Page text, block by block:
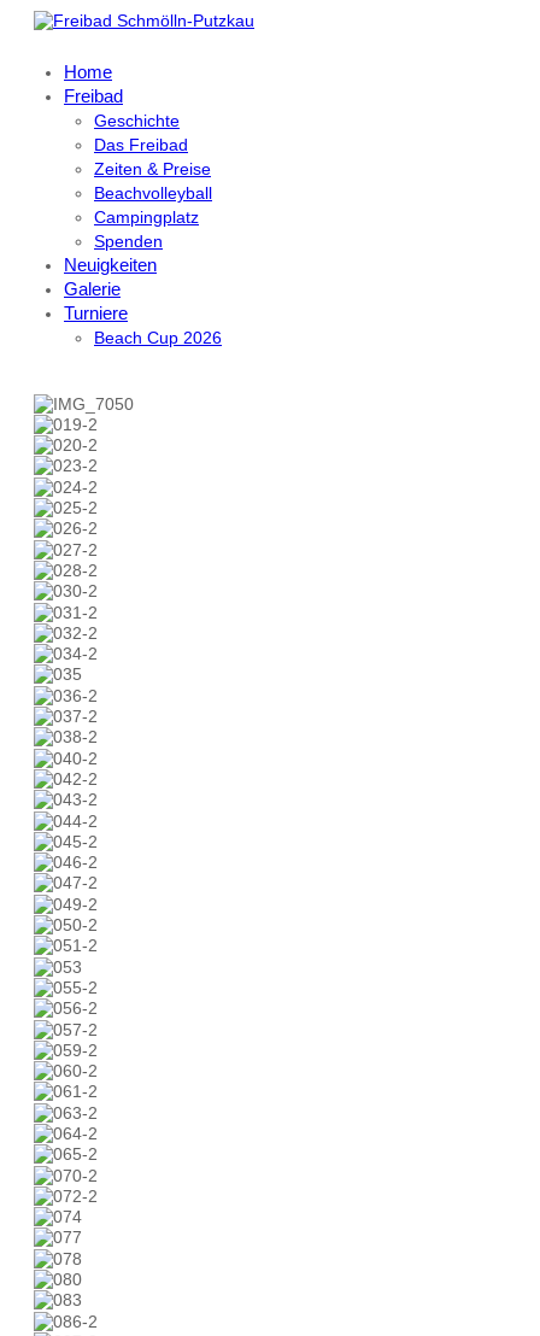
Home
Freibad
Geschichte
Das Freibad
Zeiten & Preise
Beachvolleyball
Campingplatz
Spenden
Neuigkeiten
Galerie
Turniere
Beach Cup 2026